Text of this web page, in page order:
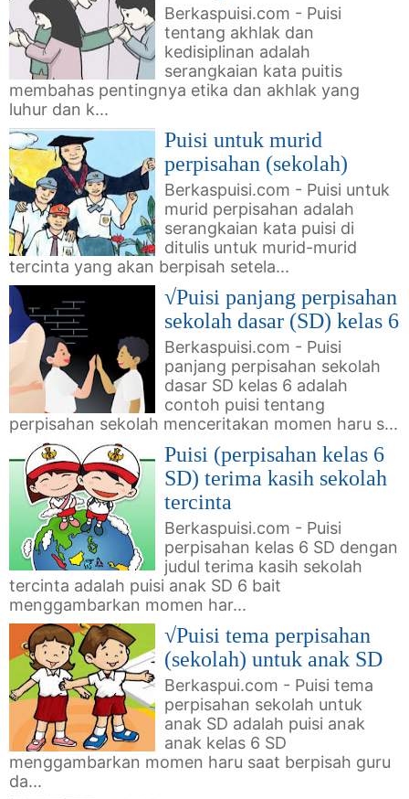
Berkaspuisi.com - Puisi
tentang akhlak dan
kedisiplinan adalah
serangkaian kata puitis
membahas pentingnya etika dan akhlak yang
luhur dan k...
Puisi untuk murid
perpisahan (sekolah)
Berkaspuisi.com - Puisi untuk
murid perpisahan adalah
serangkaian kata puisi di
ditulis untuk murid-murid
tercinta yang akan berpisah setela...
√Puisi panjang perpisahan
sekolah dasar (SD) kelas 6
Berkaspuisi.com - Puisi
panjang perpisahan sekolah
dasar SD kelas 6 adalah
contoh puisi tentang
perpisahan sekolah menceritakan momen haru s...
Puisi (perpisahan kelas 6
SD) terima kasih sekolah
tercinta
Berkaspuisi.com - Puisi
perpisahan kelas 6 SD dengan
judul terima kasih sekolah
tercinta adalah puisi anak SD 6 bait
menggambarkan momen har...
√Puisi tema perpisahan
(sekolah) untuk anak SD
Berkaspui.com - Puisi tema
perpisahan sekolah untuk
anak SD adalah puisi anak
anak kelas 6 SD
menggambarkan momen haru saat berpisah guru
da...